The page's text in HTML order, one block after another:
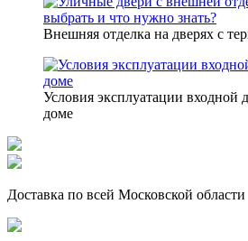
Внешняя отделка на дверях с
Условия эксплуатации входной
доме
Доставка по всей Московской области